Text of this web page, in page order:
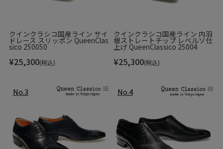
クインクラシコ国産ライン サイ
ドレース スリッポン QueenClas
sico 250050
¥25,300(税込)
クインクラシコ国産ライン 内羽
根ストレートチップ レベルソ仕
上げ QueenClassico 25004
¥25,300(税込)